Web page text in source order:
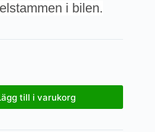
i bilen.
till i varukorg